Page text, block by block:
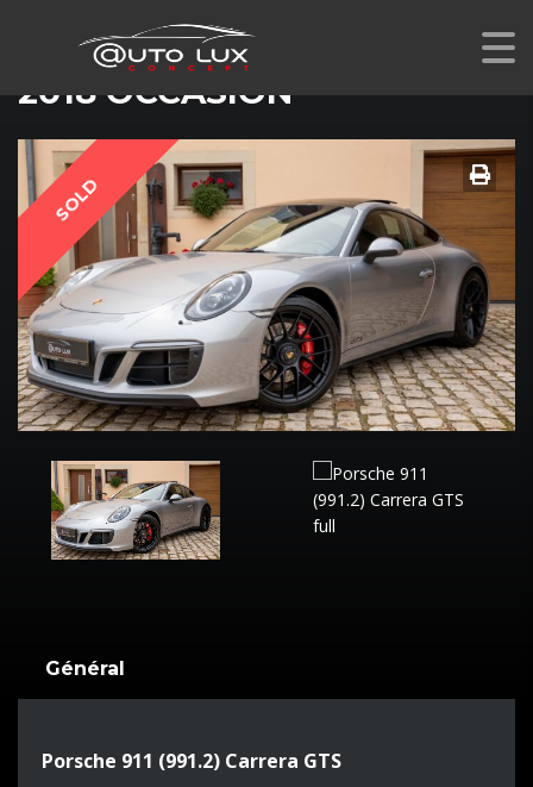
PORSCHE 911 (991.2) CARRERA GTS
2018 OCCASION
SOLD
Général
Porsche 911 (991.2) Carrera GTS